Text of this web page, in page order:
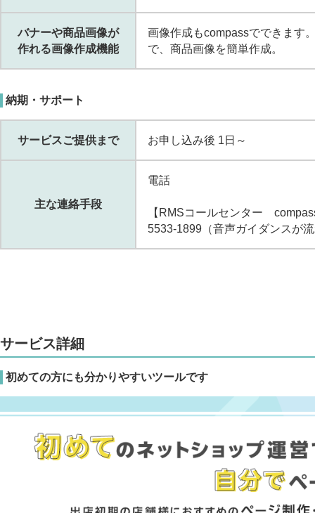
バナーや商品画像が
作れる画像作成機能
画像作成もcompassでできます
で、商品画像を簡単作成。
納期・サポート
サービスご提供まで お申し込み後 1日～
主な連絡手段
電話
【RMSコールセンター
5533-1899（音声ガイダンスが
サービス詳細
初めての方にも分かりやすいツールです